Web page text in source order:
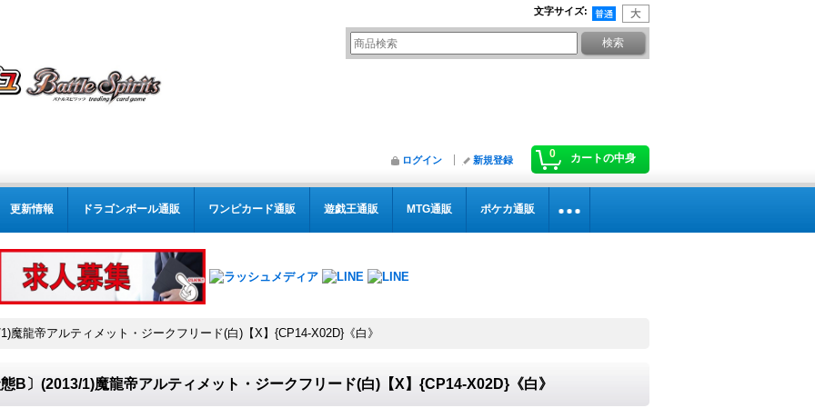
文字サイズ:
0 カートの中身
ログイン 新規登録
更新情報 ドラゴンボール通販 ワンピカード通販 遊戯王通販 MTG通販 ポケカ通販
魔龍帝アルティメット・ジークフリード(白)【X】{CP14-X02D}《白》
B〕(2013/1)魔龍帝アルティメット・ジークフリード(白)【X】{CP14-X02D}《白》